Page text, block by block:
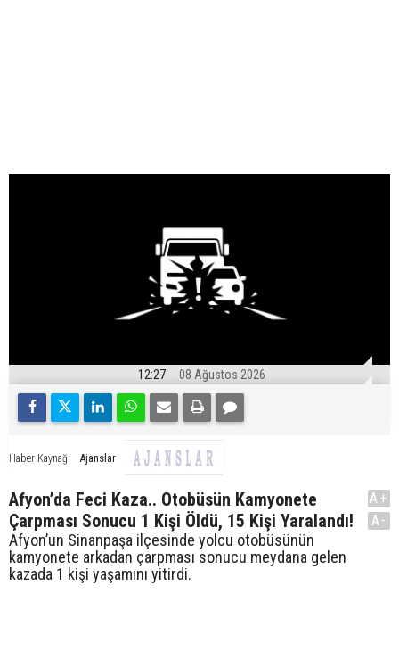
12:27 08 Ağustos 2026
Haber Kaynağı Ajanslar
Afyon’da Feci Kaza.. Otobüsün Kamyonete
Çarpması Sonucu 1 Kişi Öldü, 15 Kişi Yaralandı!
Afyon’un Sinanpaşa ilçesinde yolcu otobüsünün
kamyonete arkadan çarpması sonucu meydana gelen
kazada 1 kişi yaşamını yitirdi.
A+
A-